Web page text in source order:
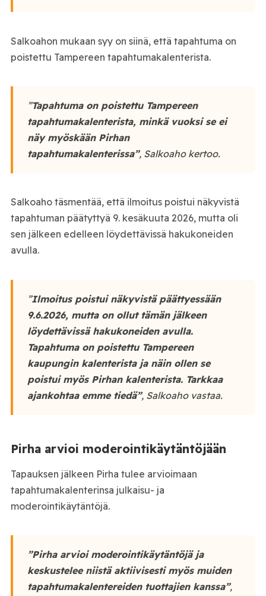
Salkoahon mukaan syy on siinä, että tapahtuma on
poistettu Tampereen tapahtumakalenterista.
”Tapahtuma on poistettu Tampereen
tapahtumakalenterista, minkä vuoksi se ei
näy myöskään Pirhan
tapahtumakalenterissa”, Salkoaho kertoo.
Salkoaho täsmentää, että ilmoitus poistui näkyvistä
tapahtuman päätyttyä 9. kesäkuuta 2026, mutta oli
sen jälkeen edelleen löydettävissä hakukoneiden
avulla.
”Ilmoitus poistui näkyvistä päättyessään
9.6.2026, mutta on ollut tämän jälkeen
löydettävissä hakukoneiden avulla.
Tapahtuma on poistettu Tampereen
kaupungin kalenterista ja näin ollen se
poistui myös Pirhan kalenterista. Tarkkaa
ajankohtaa emme tiedä”, Salkoaho vastaa.
Pirha arvioi moderointikäytäntöjään
Tapauksen jälkeen Pirha tulee arvioimaan
tapahtumakalenterinsa julkaisu- ja
moderointikäytäntöjä.
”Pirha arvioi moderointikäytäntöjä ja
keskustelee niistä aktiivisesti myös muiden
tapahtumakalentereiden tuottajien kanssa”,